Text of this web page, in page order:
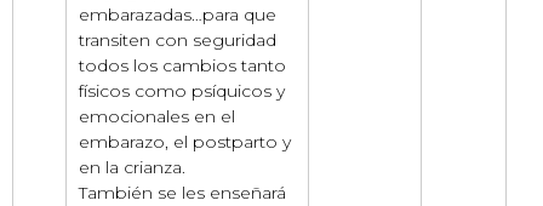
embarazadas…para que
transiten con seguridad
todos los cambios tanto
físicos como psíquicos y
emocionales en el
embarazo, el postparto y
en la crianza.
También se les enseñará